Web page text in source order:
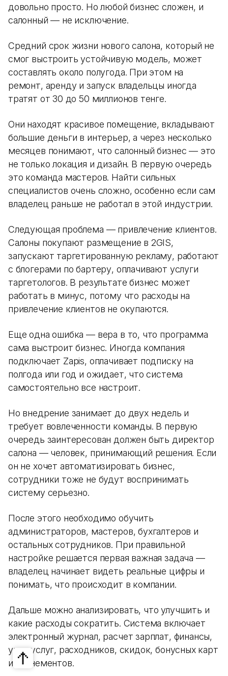
довольно просто. Но любой бизнес сложен, и
салонный — не исключение.
Средний срок жизни нового салона, который не
смог выстроить устойчивую модель, может
составлять около полугода. При этом на
ремонт, аренду и запуск владельцы иногда
тратят от 30 до 50 миллионов тенге.
Они находят красивое помещение, вкладывают
большие деньги в интерьер, а через несколько
месяцев понимают, что салонный бизнес — это
не только локация и дизайн. В первую очередь
это команда мастеров. Найти сильных
специалистов очень сложно, особенно если сам
владелец раньше не работал в этой индустрии.
Следующая проблема — привлечение клиентов.
Салоны покупают размещение в 2GIS,
запускают таргетированную рекламу, работают
с блогерами по бартеру, оплачивают услуги
таргетологов. В результате бизнес может
работать в минус, потому что расходы на
привлечение клиентов не окупаются.
Еще одна ошибка — вера в то, что программа
сама выстроит бизнес. Иногда компания
подключает Zapis, оплачивает подписку на
полгода или год и ожидает, что система
самостоятельно все настроит.
Но внедрение занимает до двух недель и
требует вовлеченности команды. В первую
очередь заинтересован должен быть директор
салона — человек, принимающий решения. Если
он не хочет автоматизировать бизнес,
сотрудники тоже не будут воспринимать
систему серьезно.
После этого необходимо обучить
администраторов, мастеров, бухгалтеров и
остальных сотрудников. При правильной
настройке решается первая важная задача —
владелец начинает видеть реальные цифры и
понимать, что происходит в компании.
Дальше можно анализировать, что улучшить и
какие расходы сократить. Система включает
электронный журнал, расчет зарплат, финансы,
учет услуг, расходников, скидок, бонусных карт
и абонементов.